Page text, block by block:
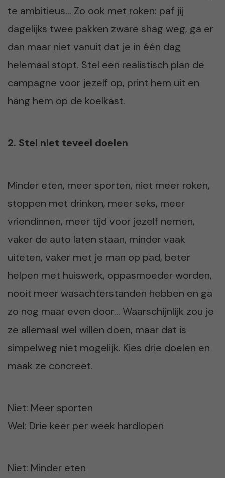
te ambitieus… Zo ook met roken: paf jij
dagelijks twee pakken zware shag weg, ga er
dan maar niet vanuit dat je in één dag
helemaal stopt. Stel een realistisch plan de
campagne voor jezelf op, print hem uit en
hang hem op de koelkast.
2. Stel niet teveel doelen
Minder eten, meer sporten, niet meer roken,
stoppen met drinken, meer seks, meer
vriendinnen, meer tijd voor jezelf nemen,
vaker de auto laten staan, minder vaak
uiteten, vaker met je man op pad, beter
helpen met huiswerk, oppasmoeder worden,
nooit meer wasachterstanden hebben en ga
zo nog maar even door… Waarschijnlijk zou je
ze allemaal wel willen doen, maar dat is
simpelweg niet mogelijk. Kies drie doelen en
maak ze concreet.
Niet: Meer sporten
Wel: Drie keer per week hardlopen
Niet: Minder eten